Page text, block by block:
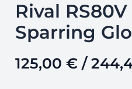
Rival
Sparring
125,00 €/